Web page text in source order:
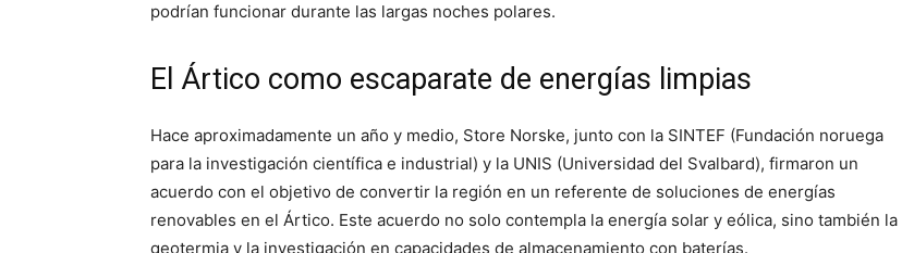
podrían funcionar durante las largas noches polares.
El Ártico como escaparate de energías limpias
Hace aproximadamente un año y medio, Store Norske, junto con la SINTEF (Fundación noruega
para la investigación científica e industrial) y la UNIS (Universidad del Svalbard), firmaron un
acuerdo con el objetivo de convertir la región en un referente de soluciones de energías
renovables en el Ártico. Este acuerdo no solo contempla la energía solar y eólica, sino también la
geotermia y la investigación en capacidades de almacenamiento con baterías.